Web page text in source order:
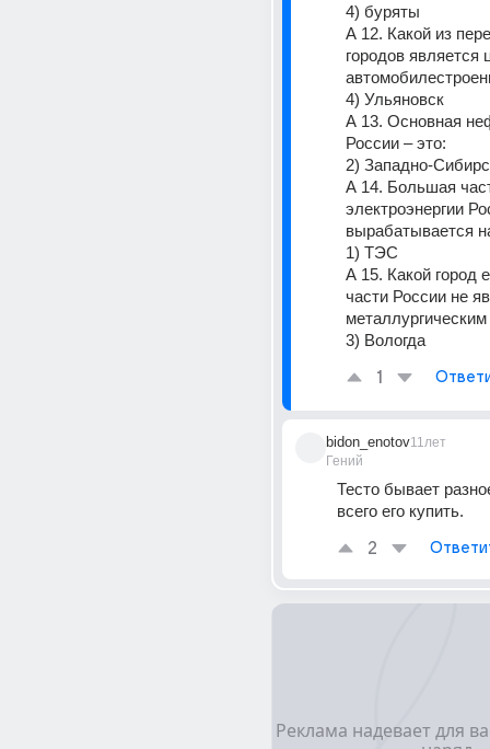
4) буряты
А 12. Какой из
городов является
4) Ульяновск
А 13. Основная
России – это:
2) Западно-
А 14. Большая
электроэнергии
вырабатывается
1) ТЭС
А 15. Какой город
части России не
3) Вологда
1
bidon_enotov
Гений
11лет
Тесто бывает
всего его купить.
2